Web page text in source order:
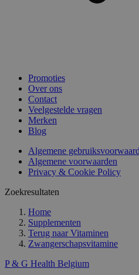
Promoties
Over ons
Contact
Veelgestelde vragen
Merken
Blog
Algemene
Algemene voorwaarden
Privacy & Cookie Policy
Zoekresultaten
Home
Supplementen
Terug naar Vitaminen
Zwangerschapsvitamine
P & G Health Belgium